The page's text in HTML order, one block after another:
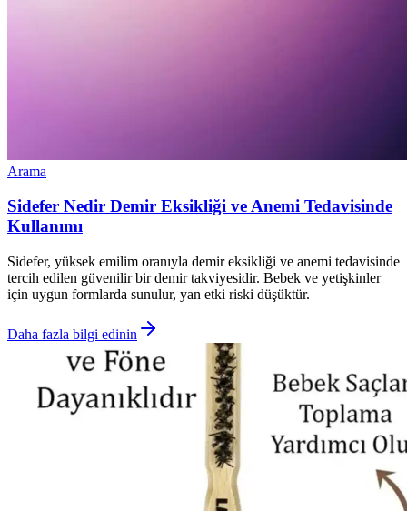
Arama
Sidefer Nedir Demir Eksikliği ve Anemi Tedavisinde
Kullanımı
Sidefer, yüksek emilim oranıyla demir eksikliği ve anemi tedavisinde
tercih edilen güvenilir bir demir takviyesidir. Bebek ve yetişkinler
için uygun formlarda sunulur, yan etki riski düşüktür.
Daha fazla bilgi edinin